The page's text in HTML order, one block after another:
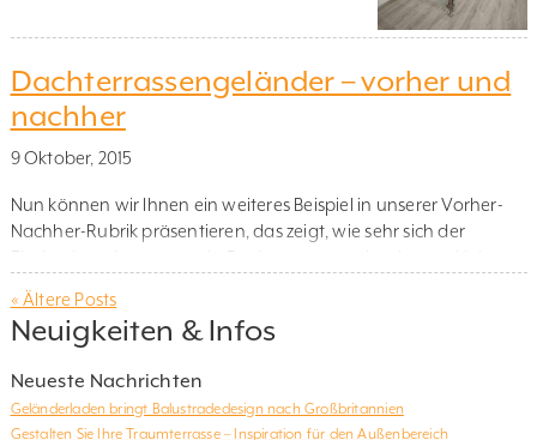
machen, was man denn innen in seinem
Haus oder seiner Wohnung neu gestalten
möchte. Anhand einiger Beispiele möchten
wir Ihnen zeigen, dass sich unsere
Glasgeländer nicht nur für den
Außenbereich, sondern […]
Dachterrassengeländer – vorher und
nachher
9 Oktober, 2015
Nun können wir Ihnen ein weiteres Beispiel in unserer Vorher-
Nachher-Rubrik präsentieren, das zeigt, wie sehr sich der
Kunde die alte Brüstung auf seiner Dachterrasse vollständig
entfernt und durch unser aufgesetzt montiertes
ersetzt. […]
« Ältere Posts
Neuigkeiten & Infos
Neueste Nachrichten
Geländerladen bringt Balustradedesign nach Großbritannien
Gestalten Sie Ihre Traumterrasse – Inspiration für den Außenbereich